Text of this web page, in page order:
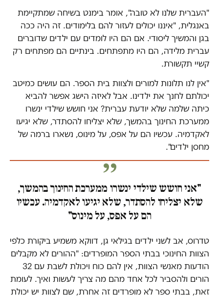
"העברית שלנו לא טובה", אומר בימנט בשיחה שמתקיימת
באנגלית, "איננו יכולים לעזור להם בלימודים. זה היה ככה
בגן והמשיך ליסודי. אם הם היו לומדים עם ילדים שדוברים
עברית מלידה, הם היו מתפתחים. בינתיים הם מפתחים רק
קשיי תקשורת.
"אין לנו תלונות למורים ולצוות בית הספר. הם עושים כמיטב
יכולתם לחנך את ילדינו. אבל לאיזה הישג אפשר להביא
כיתה שלמה שלא יודעת עברית? אני חושש שילדי ינשרו
ממערכת החינוך בהמשך, שלא יצליחו להסתדר, שלא יגיעו
לאקדמיה. עכשיו הם על אפס, על מינוס, נשארו ברמה של
מחסן ילדים".
"אני חושש שילדי ינשרו ממערכת החינוך בהמשך,
שלא יצליחו להסתדר, שלא יגיעו לאקדמיה. עכשיו
הם על אפס, על מינוס"
טדרוס, אב לשני ילדים בגילאי גן, דווקא משמיע ביקורת כלפי
הצוות החינוכי בבתי הספר המופרדים: "ההורים לא מקבלים
הודעות מאנשי הצוות, אין להם כוח ויכולת לשבת עם 32
הורים ולהסביר לכל אחד מהם מה צריך לעשות ואיך. לעומת
זאת, בבתי ספר לא מופרדים זה אחרת, שם לצוות יש יכולת